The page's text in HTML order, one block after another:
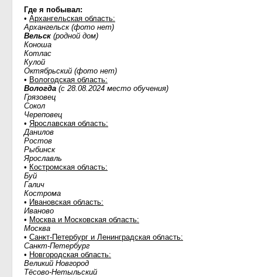
Где я побывал:
• Архангельская область:
Архангельск (фото нет)
Вельск (родной дом)
Коноша
Котлас
Кулой
Октябрьский (фото нет)
• Вологодская область:
Вологда (с 28.08.2024 место обучения)
Грязовец
Сокол
Череповец
• Ярославская область:
Данилов
Ростов
Рыбинск
Ярославль
• Костромская область:
Буй
Галич
Кострома
• Ивановская область:
Иваново
• Москва и Московская область:
Москва
• Санкт-Петербург и Ленинградская область:
Санкт-Петербург
• Новгородская область:
Великий Новгород
Тёсово-Нетыльский